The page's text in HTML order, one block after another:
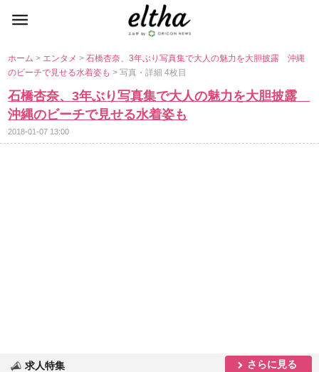
ホーム> エンタメ>石橋杏奈、3年ぶり写真集で大人の魅力を大胆披露 沖縄
のビーチで見せる水着姿も> 写真・詳細 4枚目
石橋杏奈、3年ぶり写真集で大人の魅力を大胆披露
沖縄のビーチで見せる水着姿も
2018-01-07 13:00
求人特集 さらに見る